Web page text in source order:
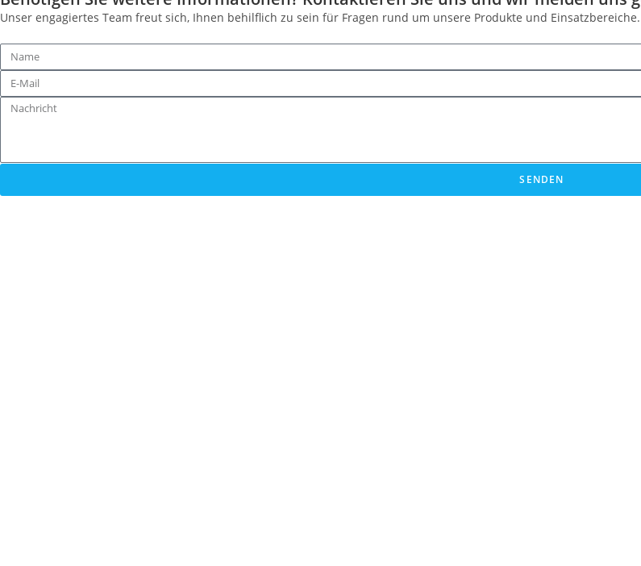
Unser engagiertes Team freut sich, Ihnen behilflich zu sein für Fragen rund um unsere Produkte und Einsatzbereiche.
SENDEN